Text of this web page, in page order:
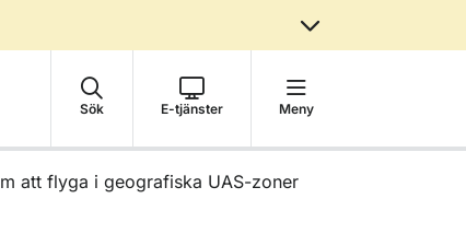
Sök E-tjänster Meny
att flyga i geografiska UAS-zoner